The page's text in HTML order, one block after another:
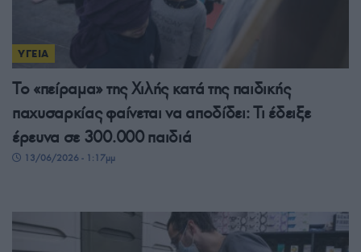
ΥΓΕΙΑ
Το «πείραμα» της Χιλής κατά της παιδικής
παχυσαρκίας φαίνεται να αποδίδει: Τι έδειξε
έρευνα σε 300.000 παιδιά
13/06/2026 - 1:17μμ